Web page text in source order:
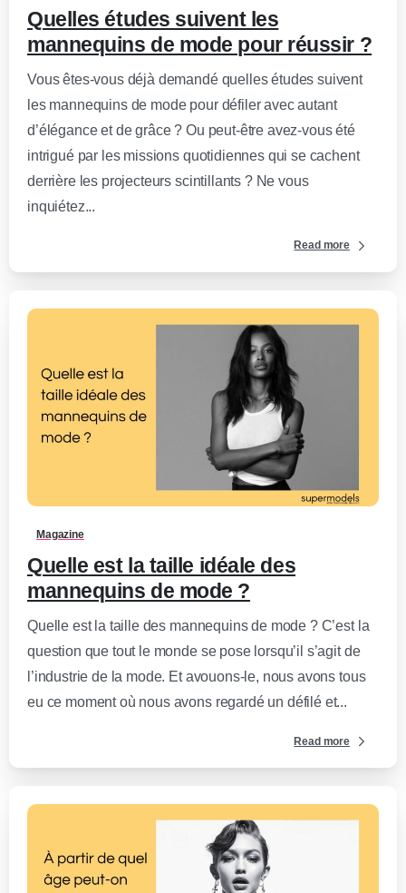
Quelles études suivent les
mannequins de mode pour réussir ?
Vous êtes-vous déjà demandé quelles études suivent
les mannequins de mode pour défiler avec autant
d’élégance et de grâce ? Ou peut-être avez-vous été
intrigué par les missions quotidiennes qui se cachent
derrière les projecteurs scintillants ? Ne vous
inquiétez...
Read more
0
Magazine
Quelle est la taille idéale des
mannequins de mode ?
Quelle est la taille des mannequins de mode ? C’est la
question que tout le monde se pose lorsqu’il s’agit de
l’industrie de la mode. Et avouons-le, nous avons tous
eu ce moment où nous avons regardé un défilé et...
Read more